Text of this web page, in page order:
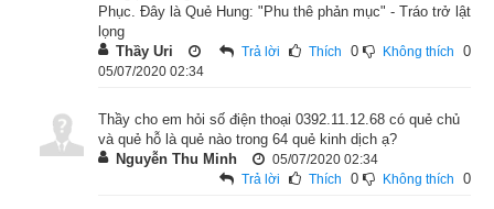
2. Quẻ Sơn Trạch Tổn tốt hay xấu?
Phục. Đây là Quẻ Hung: "Phu thê phản mục" - Tráo trở lật
lọng
Thầy Uri
Trả lời Thích 0 Không thích 0
05/07/2020 02:34
Thầy cho em hỏi số điện thoại 0392.11.12.68 có quẻ chủ
và quẻ hỗ là quẻ nào trong 64 quẻ kinh dịch ạ?
Nguyễn Thu Minh
Trả lời Thích 0 Không thích 0
05/07/2020 02:34